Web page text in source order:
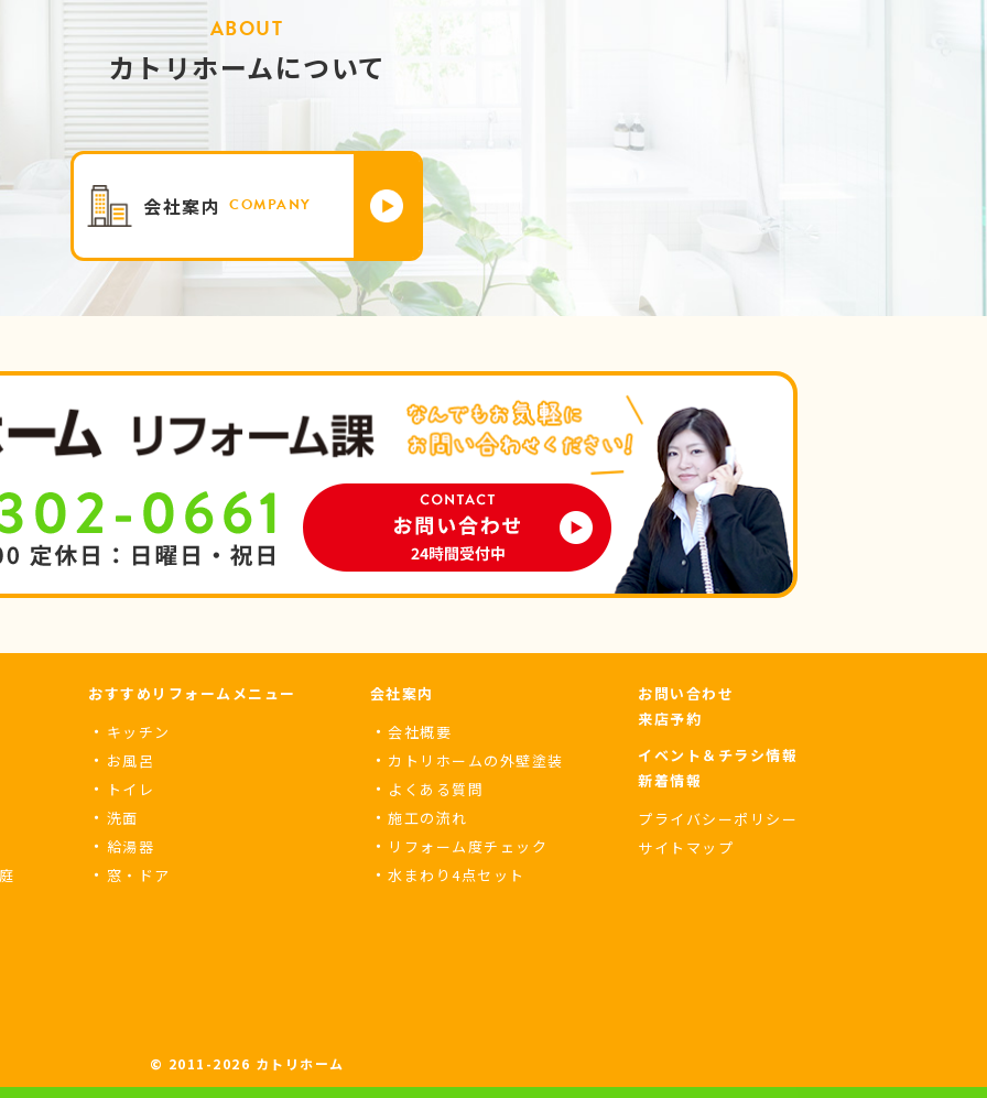
ABOUT
カトリホームについて
会社案内 COMPANY
おすすめリフォームメニュー
キッチン
お風呂
トイレ
洗面
給湯器
窓・ドア
会社案内
会社概要
カトリホームの外壁塗装
よくある質問
施工の流れ
リフォーム度チェック
水まわり4点セット
お問い合わせ
来店予約
イベント＆チラシ情報
新着情報
プライバシーポリシー
サイトマップ
© 2011-2026 カトリホーム